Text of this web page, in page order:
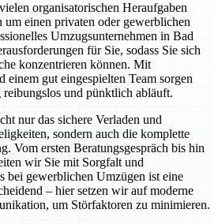
organisatorischen Heraufgaben
um einen privaten oder gewerblichen
Umzugsunternehmen in Bad
für Sie, sodass Sie sich
konzentrieren können. Mit
einem gut eingespielten Team sorgen
und pünktlich abläuft.
nur das sichere Verladen und
sondern auch die komplette
Vom ersten Beratungsgespräch bis hin
wir Sie mit Sorgfalt und
bei gewerblichen Umzügen ist eine
– hier setzen wir auf moderne
um Störfaktoren zu minimieren.